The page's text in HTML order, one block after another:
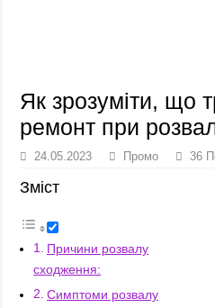
Як зрозуміти, що
ремонт при
24.05.2023 Промо 36
Зміст
Причини розвалу
сходження:
Симптоми розвалу